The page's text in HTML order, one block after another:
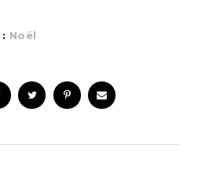
Noël